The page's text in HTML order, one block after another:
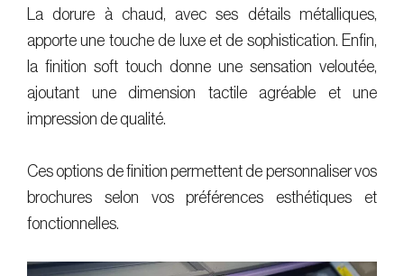
La dorure à chaud, avec ses détails métalliques,
apporte une touche de luxe et de sophistication. Enfin,
la finition soft touch donne une sensation veloutée,
ajoutant une dimension tactile agréable et une
impression de qualité.
Ces options de finition permettent de personnaliser vos
brochures selon vos préférences esthétiques et
fonctionnelles.